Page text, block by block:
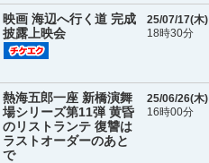
映画 海辺へ行く道 完成
披露上映会
25/07/17(木)
18時30分
熱海五郎一座 新橋演舞
場シリーズ第11弾 黄昏
のリストランテ 復讐は
ラストオーダーのあと
で
25/06/26(木)
16時00分